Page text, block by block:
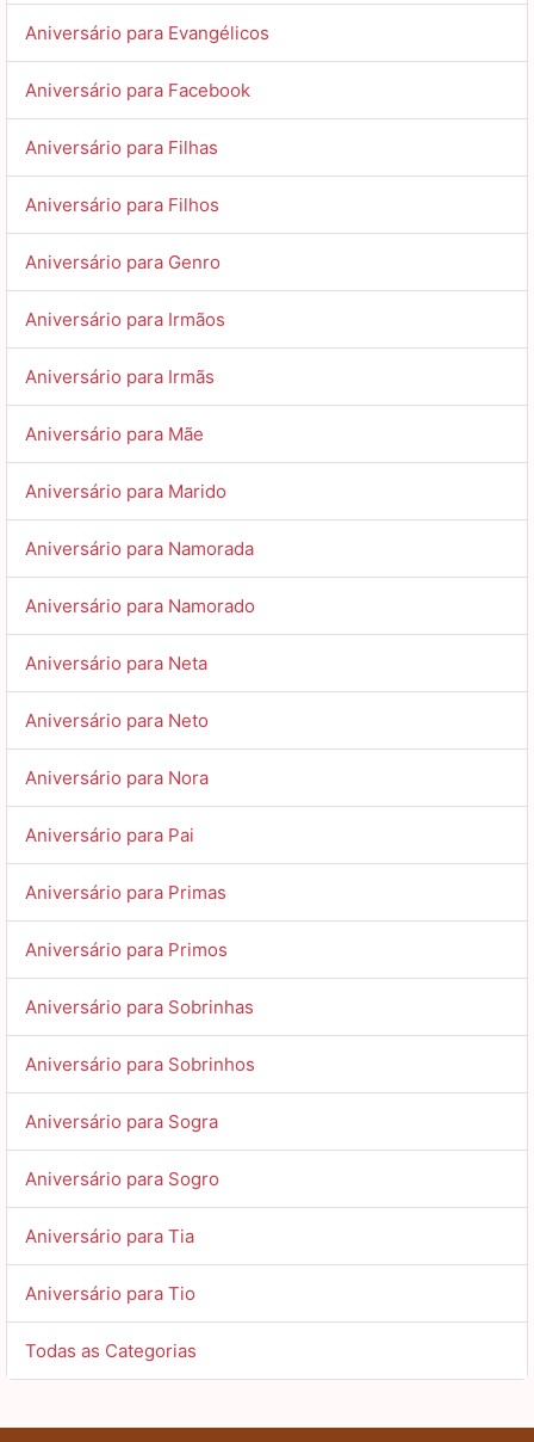
Aniversário para Evangélicos
Aniversário para Facebook
Aniversário para Filhas
Aniversário para Filhos
Aniversário para Genro
Aniversário para Irmãos
Aniversário para Irmãs
Aniversário para Mãe
Aniversário para Marido
Aniversário para Namorada
Aniversário para Namorado
Aniversário para Neta
Aniversário para Neto
Aniversário para Nora
Aniversário para Pai
Aniversário para Primas
Aniversário para Primos
Aniversário para Sobrinhas
Aniversário para Sobrinhos
Aniversário para Sogra
Aniversário para Sogro
Aniversário para Tia
Aniversário para Tio
Todas as Categorias